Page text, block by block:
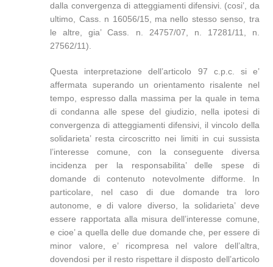
dalla convergenza di atteggiamenti difensivi. (cosi’, da
ultimo, Cass. n 16056/15, ma nello stesso senso, tra
le altre, gia’ Cass. n. 24757/07, n. 17281/11, n.
27562/11).
Questa interpretazione dell’articolo 97 c.p.c. si e’
affermata superando un orientamento risalente nel
tempo, espresso dalla massima per la quale in tema
di condanna alle spese del giudizio, nella ipotesi di
convergenza di atteggiamenti difensivi, il vincolo della
solidarieta’ resta circoscritto nei limiti in cui sussista
l’interesse comune, con la conseguente diversa
incidenza per la responsabilita’ delle spese di
domande di contenuto notevolmente difforme. In
particolare, nel caso di due domande tra loro
autonome, e di valore diverso, la solidarieta’ deve
essere rapportata alla misura dell’interesse comune,
e cioe’ a quella delle due domande che, per essere di
minor valore, e’ ricompresa nel valore dell’altra,
dovendosi per il resto rispettare il disposto dell’articolo